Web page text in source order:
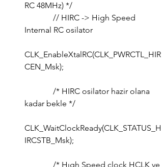
RC 48MHz) */
Internal RC osilator
CLK_EnableXtalRC(CLK_PWRCTL_HIR
CEN_Msk);
kadar bekle */
CLK_WaitClockReady(CLK_STATUS_H
IRCSTB_Msk);